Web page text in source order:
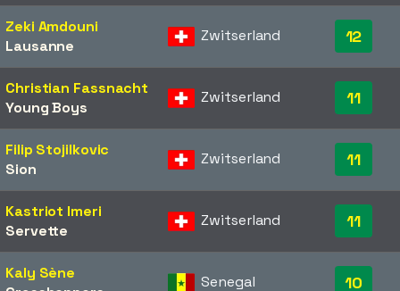
Zeki Amdouni
Lausanne
Zwitserland 12
Christian Fassnacht
Young Boys
Zwitserland 11
Filip Stojilkovic
Sion
Zwitserland 11
Kastriot Imeri
Servette
Zwitserland 11
Kaly Sène
Senegal 10